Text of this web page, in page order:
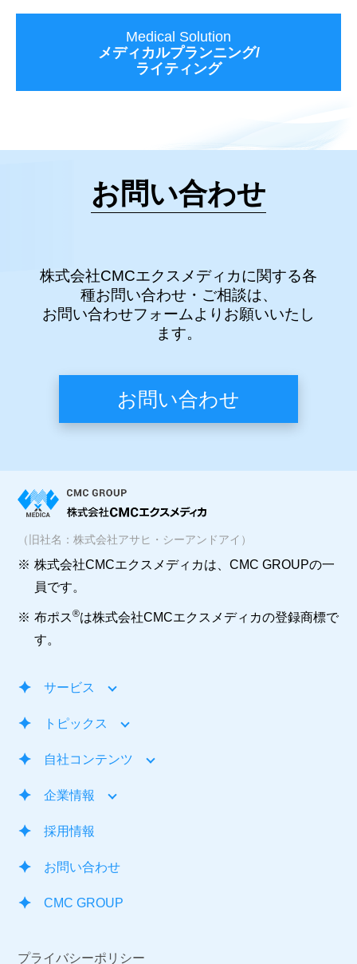
Medical Solution
メディカルプランニング/
ライティング
お問い合わせ
株式会社CMCエクスメディカに関する各
種お問い合わせ・ご相談は、
お問い合わせフォームよりお願いいたし
ます。
お問い合わせ
（旧社名：株式会社アサヒ・シーアンドアイ）
※ 株式会社CMCエクスメディカは、CMC GROUPの一
員です。
※ 布ポス®は株式会社CMCエクスメディカの登録商標で
す。
サービス
トピックス
自社コンテンツ
企業情報
採用情報
お問い合わせ
CMC GROUP
プライバシーポリシー